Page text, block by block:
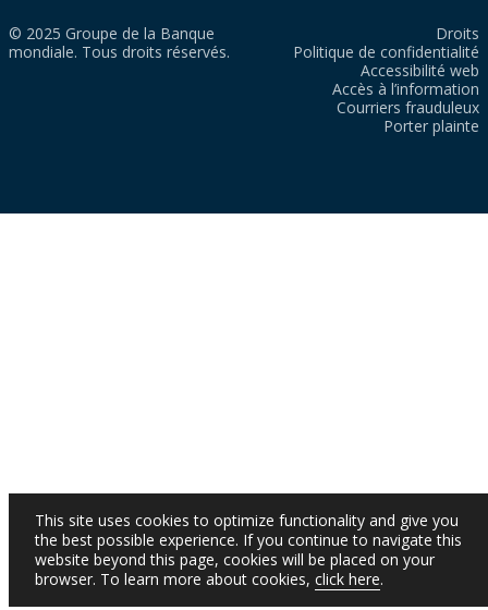
© 2025 Groupe de la Banque
mondiale. Tous droits réservés.
Droits
Politique de confidentialité
Accessibilité web
Accès à l’information
Courriers frauduleux
Porter plainte
This site uses cookies to optimize functionality and give you
the best possible experience. If you continue to navigate this
website beyond this page, cookies will be placed on your
browser. To learn more about cookies, click here.